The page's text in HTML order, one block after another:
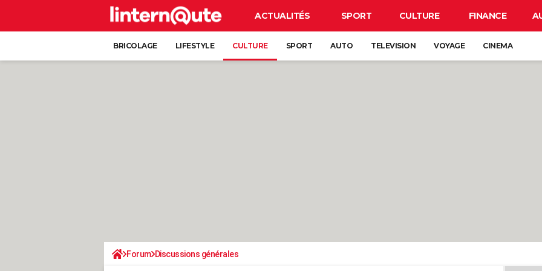
ACTUALITÉS SPORT CULTURE FINANCE
BRICOLAGE LIFESTYLE CULTURE SPORT AUTO TELEVISION VOYAGE CINEMA
Forum Discussions générales